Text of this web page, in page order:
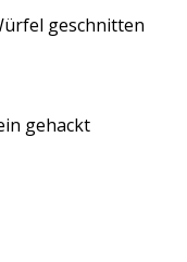
geschnitten
gehackt